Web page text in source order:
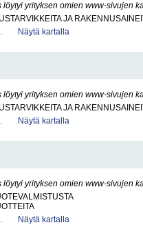
löytyi yrityksen omien www-sivujen
JA
Näytä kartalla
löytyi yrityksen omien www-sivujen
JA
Näytä kartalla
löytyi yrityksen omien www-sivujen
Näytä kartalla